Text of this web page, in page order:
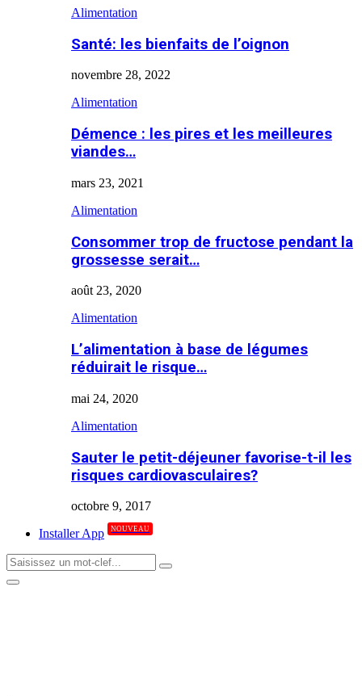
Alimentation
Santé: les bienfaits de l’oignon
novembre 28, 2022
Alimentation
Démence : les pires et les meilleures
viandes…
mars 23, 2021
Alimentation
Consommer trop de fructose pendant la
grossesse serait…
août 23, 2020
Alimentation
L’alimentation à base de légumes
réduirait le risque…
mai 24, 2020
Alimentation
Sauter le petit-déjeuner favorise-t-il les
risques cardiovasculaires?
octobre 9, 2017
Installer App
NOUVEAU
Search
for:
Search
Primary